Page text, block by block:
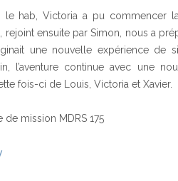
le hab, Victoria a pu commencer
rejoint ensuite par Simon, nous a
une nouvelle expérience
l’aventure continue avec une
fois-ci de Louis, Victoria et Xavier.
de mission MDRS 175